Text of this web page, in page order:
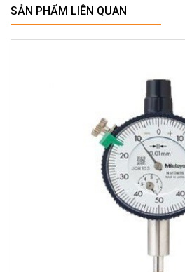
SẢN PHẨM LIÊN QUAN